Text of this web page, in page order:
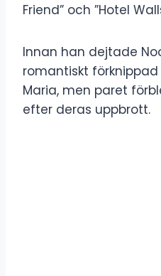
Friend” och ”Hotel
Innan han dejtade
romantiskt
Maria, men paret
efter deras uppbrott.